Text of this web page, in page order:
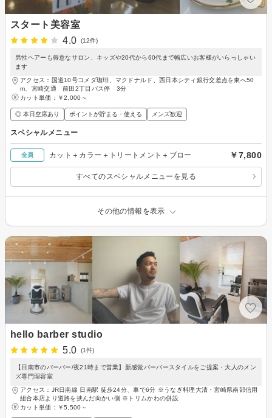
スタート美容室
4.0
(12件)
男性ヘアーも得意なサロン、キッズや20代から60代まで幅広いお客様がいらっしゃい
ます
アクセス：国道10号コメダ珈琲、マクドナルド、西日本シティ銀行交差点を東へ50
m、宮崎交通 前田2丁目バス停 3分
カット単価： ￥2,000～
◎ 本日空席あり ポイントが貯まる・使える メンズ歓迎
スペシャルメニュー
全員 カット＋カラー＋トリートメント＋ブロー ￥7,800
すべてのスペシャルメニューを見る
その他の情報を表示
hello barber studio
5.0
(1件)
【日南市のバーバー/夜21時まで営業】新感覚バーバースタイルをご提案・大人のメン
ズ専門理容室
アクセス：JR日南線 日南駅 徒歩24分、車で6分 ※うなぎ料理大清・宮崎県南部信用
組合本店より道路を挟んだ向かい側 ※トリムかわの併設
カット単価： ￥5,500～